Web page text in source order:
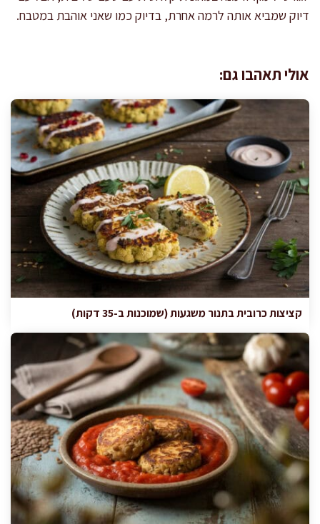
דיוק שמביא אותה לרמה אחרת, בדיוק כמו שאני אוהבת במטבח.
אולי תאהבו גם:
קציצות כרובית בתנור משגעות (שמוכנות ב-35 דקות)